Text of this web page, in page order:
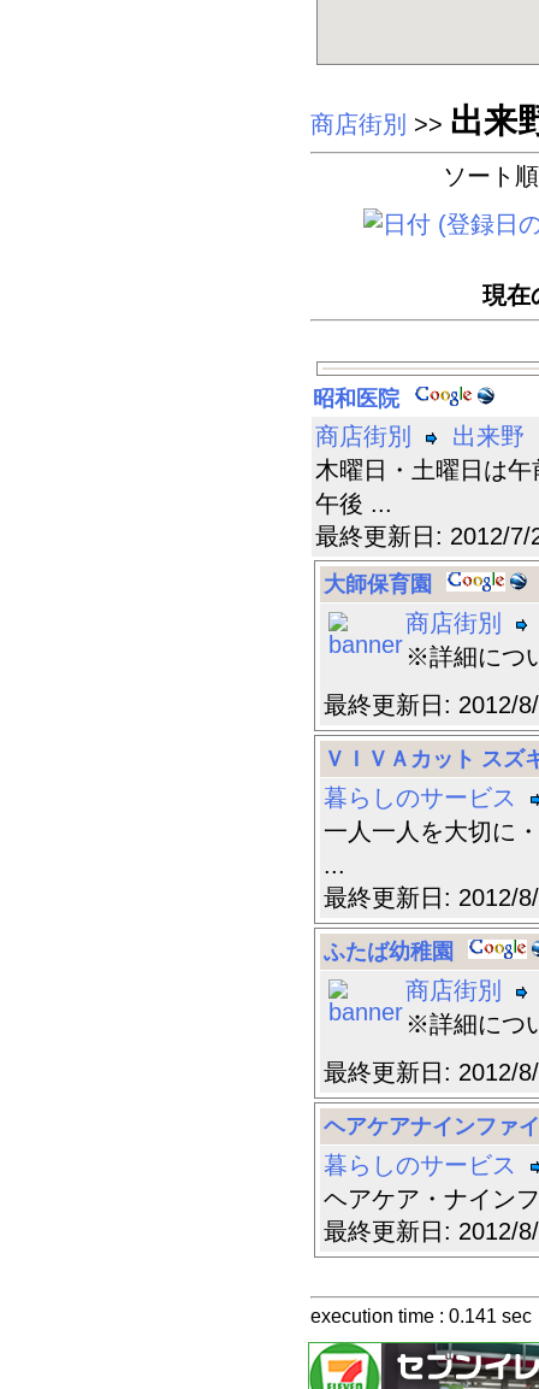
商店街別 >> 出来
ソート
現在
昭和医院
商店街別 出来野
木曜日・土曜日は
午後 ...
最終更新日: 2012/
大師保育園
商店街別
※詳細につ
最終更新日:
ＶＩＶＡカット スズ
暮らしのサービス
一人一人を大切に
...
最終更新日:
ふたば幼稚園
商店街別
※詳細につ
最終更新日:
ヘアケアナインファ
暮らしのサービス
ヘアケア・ナイン
最終更新日:
execution time : 0.141 sec